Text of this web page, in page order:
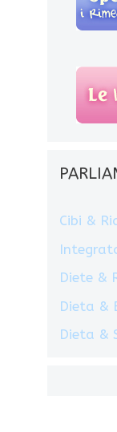
Cibi &
Diete &
Dieta &
Dieta &